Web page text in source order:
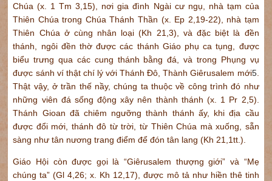
Chúa (x. 1 Tm 3,15), nơi gia đình Ngài cư ngụ, nhà tạm của
Thiên Chúa trong Chúa Thánh Thần (x. Ep 2,19-22), nhà tạm
Thiên Chúa ở cùng nhân loại (Kh 21,3), và đặc biệt là đền
thánh, ngôi đền thờ được các thánh Giáo phụ ca tụng, được
biểu trưng qua các cung thánh bằng đá, và trong Phụng vụ
được sánh ví thật chí lý với Thánh Đô, Thành Giêrusalem mới5.
Thật vậy, ở trần thế nầy, chúng ta thuộc về công trình đó như
những viên đá sống động xây nên thành thánh (x. 1 Pr 2,5).
Thánh Gioan đã chiêm ngưỡng thành thánh ấy, khi địa cầu
được đổi mới, thánh đô từ trời, từ Thiên Chúa mà xuống, sẵn
sàng như tân nương trang điểm để đón tân lang (Kh 21,1tt.).
Giáo Hội còn được gọi là “Giêrusalem thượng giới” và “Mẹ
chúng ta” (Gl 4,26; x. Kh 12,17), được mô tả như hiền thê tinh